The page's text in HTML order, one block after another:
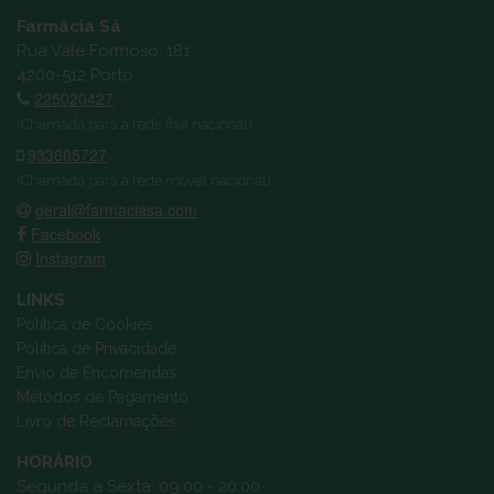
Farmácia Sá
Rua Vale Formoso, 181
4200-512 Porto
225020427
(Chamada para a rede fixa nacional)
933605727
(Chamada para a rede móvel nacional)
geral@farmaciasa.com
Facebook
Instagram
LINKS
Política de Cookies
Política de Privacidade
Envio de Encomendas
Métodos de Pagamento
Livro de Reclamações
HORÁRIO
Segunda a Sexta: 09:00 - 20:00